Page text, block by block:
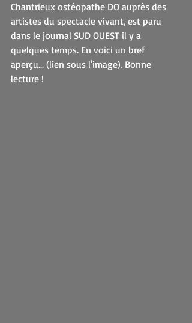
Chantrieux ostéopathe DO auprès des
artistes du spectacle vivant, est paru
dans le journal SUD OUEST il y a
quelques temps. En voici un bref
aperçu... (lien sous l'image). Bonne
lecture !